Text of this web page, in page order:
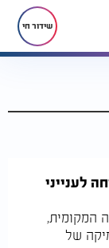
שידור חי
לענייני
המקומית,
של